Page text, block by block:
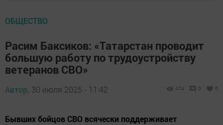
ОБЩЕСТВО
Расим Баксиков: «Татарстан проводит
большую работу по трудоустройству
ветеранов СВО»
Автор, 30 июля 2025 - 11:42 474 0 0
Бывших бойцов СВО всячески поддерживает